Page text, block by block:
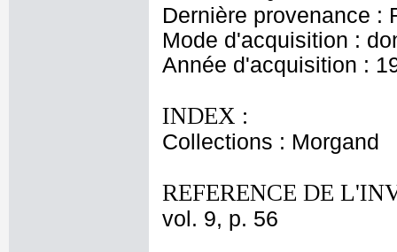
Dernière provenance :
Mode d'acquisition :
Année d'acquisition :
INDEX :
Collections : Morgand
REFERENCE DE
vol. 9, p. 56